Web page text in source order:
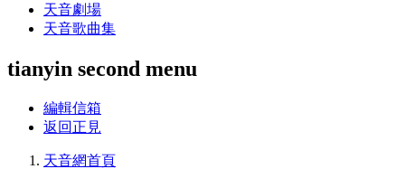
天音劇場
天音歌曲集
tianyin second menu
編輯信箱
返回正見
天音網首頁